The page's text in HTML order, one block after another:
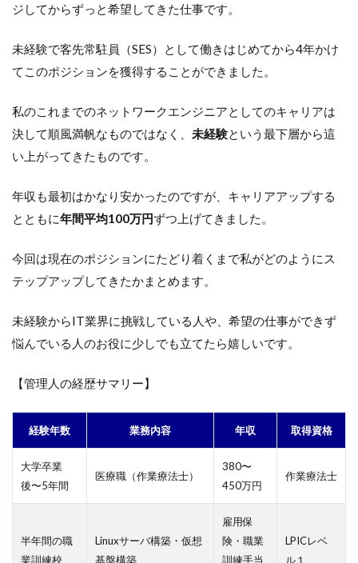
ジしてからずっと希望してきた仕事です。
未経験で客先常駐員（SES）として働きはじめてから4年かけ
てこのポジションを獲得することができました。
私のこれまでのネットワークエンジニアとしてのキャリアは
決して順風満帆なものではなく、 未経験という最下層から這
い上がってきたものです。
年収も最初はかなり安かったのですが、キャリアアップする
とともに年間平均100万円ずつ上げてきました。
今回は現在のポジションにたどり着くまで私がどのようにス
テップアップしてきたかまとめます。
未経験からIT業界に挑戦している人や、希望の仕事ができず
悩んでいる人のお役に少しでも立てたら嬉しいです。
【管理人の経歴サマリー】
経験年数 業務内容 年収 取得資格
大学卒業
後〜5年間
医療職（作業療法士）
380〜
450万円
作業療法士
半年間の職
業訓練校
Linuxサーバ構築・仮想
基盤構築
雇用保
険・職業
訓練手当
LPICレベ
ル１